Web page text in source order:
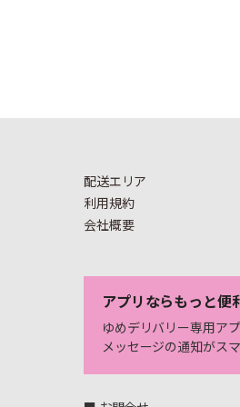
配送エリア
利用規約
会社概要
アプリならもっと便
ゆめデリバリー専用アプ
メッセージの通知がス